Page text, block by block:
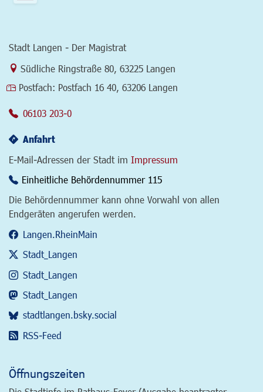
Stadt Langen - Der Magistrat
Link zur Google-Maps Navigation
Südliche Ringstraße 80, 63225 Langen
Postfach: Postfach 16 40, 63206 Langen
06103 203-0
Anfahrt
E-Mail-Adressen der Stadt im Impressum
Einheitliche Behördennummer 115
Die Behördennummer kann ohne Vorwahl von allen
Endgeräten angerufen werden.
Langen.RheinMain
Stadt_Langen
Stadt_Langen
Stadt_Langen
stadtlangen.bsky.social
RSS-Feed
Öffnungszeiten